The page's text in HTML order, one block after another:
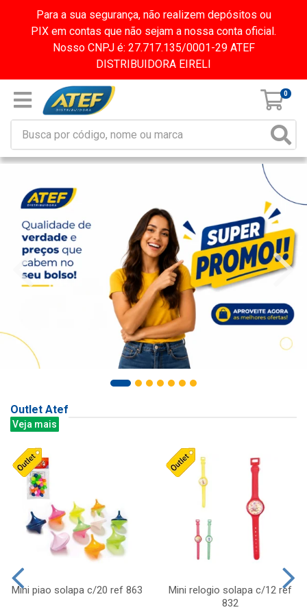
Para a sua segurança, não realizem depósitos ou
PIX em contas que não sejam a nossa conta oficial.
Nosso CNPJ é: 27.717.135/0001-29 ATEF
DISTRIBUIDORA EIRELI
0
Outlet Atef
Veja mais
Mini piao solapa c/20 ref 863
Mini relogio solapa c/12 ref
832